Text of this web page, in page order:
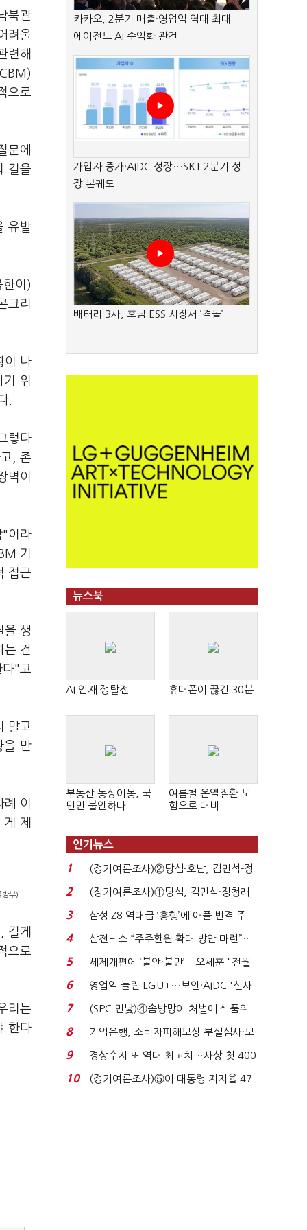
북관
려울
련해
으로
문에
길을
유발
이)
크리
이 나
위
.
렇다
, 존
벽이
"이라
기
접근
을 생
는 건
다"고
말고
을 만
이
제
방부)
길게
으로
리는
한다
카카오, 2분기 매출·영업익 역대 최대…
에이전트 AI 수익화 관건
가입자 증가·AIDC 성장…SKT 2분기 성
장 본궤도
배터리 3사, 호남 ESS 시장서 ‘격돌’
뉴스북
AI 인재 쟁탈전 휴대폰이 끊긴 30분
부동산 동상이몽, 국
민만 불안하다
여름철 온열질환 보
험으로 대비
인기뉴스
1
(정기여론조사)②당심·호남, 김민석-정
청래 '초접전'...
2
(정기여론조사)①당심, 김민석·정청래
'초접전'…대통령 ...
3
삼성 Z8 역대급 ‘흥행’에 애플 반격 주
목…9월 ‘폴...
4
삼전닉스 “주주환원 확대 방안 마련”…
로이터에 성명...
5
세제개편에 ‘불안·불만’…오세훈 "전월
세 구하기 더 ...
6
영업익 늘린 LGU+…보안·AIDC '신사
업 드라이브'...
7
(SPC 민낯)④솜방망이 처벌에 식품위
생법 위반 반복...
8
기업은행, 소비자피해보상 부실심사·보
이스피싱 공시 ...
9
경상수지 또 역대 최고치…사상 첫 400
억달러에 '3% 성...
10
(정기여론조사)⑤이 대통령 지지율 47.